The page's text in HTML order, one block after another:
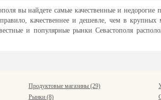
вы найдете самые качественные и
качественнее и дешевле, чем в крупных
и популярные рынки Севастополя
Продуктовые магазины (29)
Рынки (8)